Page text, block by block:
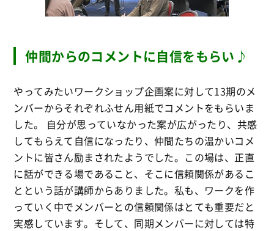
仲間からのコメントに自信をもらい♪
やってみたいワークショップ企画案に対して13期のメ
ンバーからそれぞれふせん用紙でコメントをもらいま
した。 自分が思っていなかった案が広がったり、共感
してもらえて自信になったり、仲間たちの温かいコメ
ントに皆さん励まされたようでした。この場は、正直
に話ができる場であること、そこに信頼関係があるこ
とという話が講師からありました。私も、ワークを作
っていく中でメンバーとの信頼関係はとても重要だと
実感しています。そして、同期メンバーに対しては特